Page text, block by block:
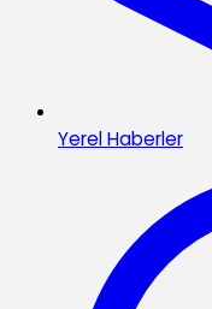
Yerel Haberler